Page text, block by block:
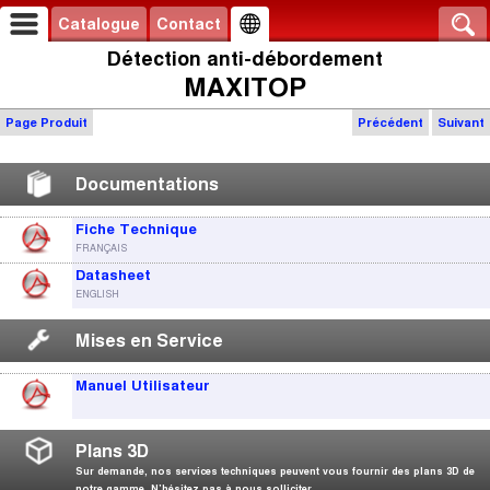
Catalogue Contact
Détection anti-débordement
MAXITOP
Précédent Suivant
Page Produit
Documentations
Fiche Technique
FRANÇAIS
Datasheet
ENGLISH
Mises en Service
Manuel Utilisateur
Plans 3D
Sur demande, nos services techniques peuvent vous fournir des plans 3D de